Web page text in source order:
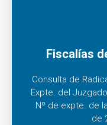
Fiscalías
Consulta de
Expte. del
Nº de expte. de
de